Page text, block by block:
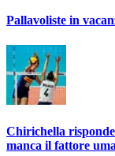
Pallavoliste in
Chirichella
manca il fattore